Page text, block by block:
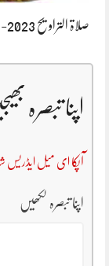
صلاۃ التراویح 2023-04-18
اپنا تبصرہ
آپکا ای میل ایڈریس
اپنا تبصرہ لکھیں